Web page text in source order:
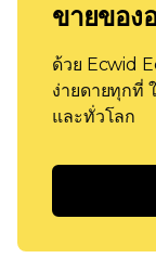
ขายของ
ด้วย Ecwid
ง่ายดายทุกที่
และทั่วโลก